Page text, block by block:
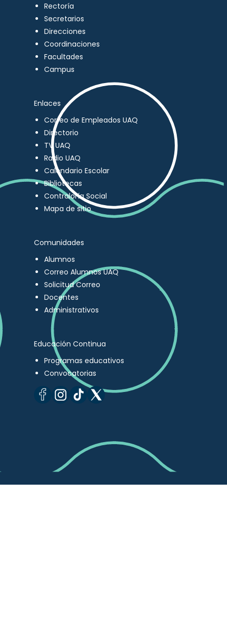
Rectoría
Secretarios
Direcciones
Coordinaciones
Facultades
Campus
Enlaces
Correo de Empleados UAQ
Directorio
TV UAQ
Radio UAQ
Calendario Escolar
Bibliotecas
Contraloría Social
Mapa de sitio
Comunidades
Alumnos
Correo Alumnos UAQ
Solicitud Correo
Docentes
Administrativos
Educación Continua
Programas educativos
Convocatorias